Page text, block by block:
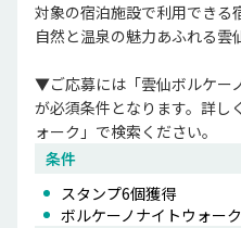
対象の宿泊施設で利用できる
自然と温泉の魅力あふれる
▼ご応募には「雲仙ボルケー
が必須条件となります。詳し
ォーク」で検索ください。
条件
スタンプ6個獲得
ボルケーノナイトウォーク